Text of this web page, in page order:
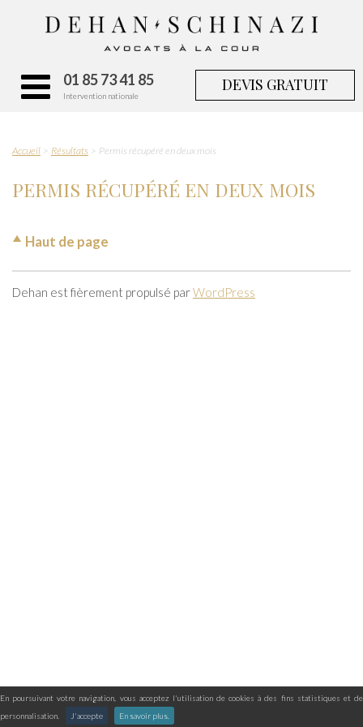
En poursuivant votre navigation, vous acceptez l'utilisation de cookies à des fins statistiques et de
personnalisation.
J'accepte En savoir plus.
01 85 73 41 85
Intervention nationale
DEVIS GRATUIT
Accueil Résultats Permis récupéré en deux mois
PERMIS RÉCUPÉRÉ EN DEUX MOIS
Haut de page
Dehan est fièrement propulsé parWordPress